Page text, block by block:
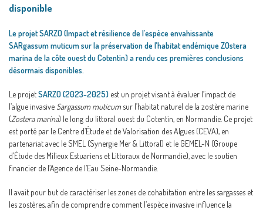
disponible
Le projet SARZO (Impact et résilience de l’espèce envahissante
SARgassum muticum sur la préservation de l’habitat endémique ZOstera
marina de la côte ouest du Cotentin) a rendu ces premières conclusions
désormais disponibles.
Le projetSARZO (2023-2025) est un projet visant à évaluer l’impact de
l’algue invasive Sargassum muticumsur l’habitat naturel de la zostère marine
(Zostera marina) le long du littoral ouest du Cotentin, en Normandie. Ce projet
est porté par le Centre d’Étude et de Valorisation des Algues (CEVA), en
partenariat avec le SMEL (Synergie Mer & Littoral) et le GEMEL-N (Groupe
d’Étude des Milieux Estuariens et Littoraux de Normandie), avec le soutien
financier de l’Agence de l’Eau Seine-Normandie.
Il avait pour but de caractériser les zones de cohabitation entre les sargasses et
les zostères, afin de comprendre comment l’espèce invasive influence la